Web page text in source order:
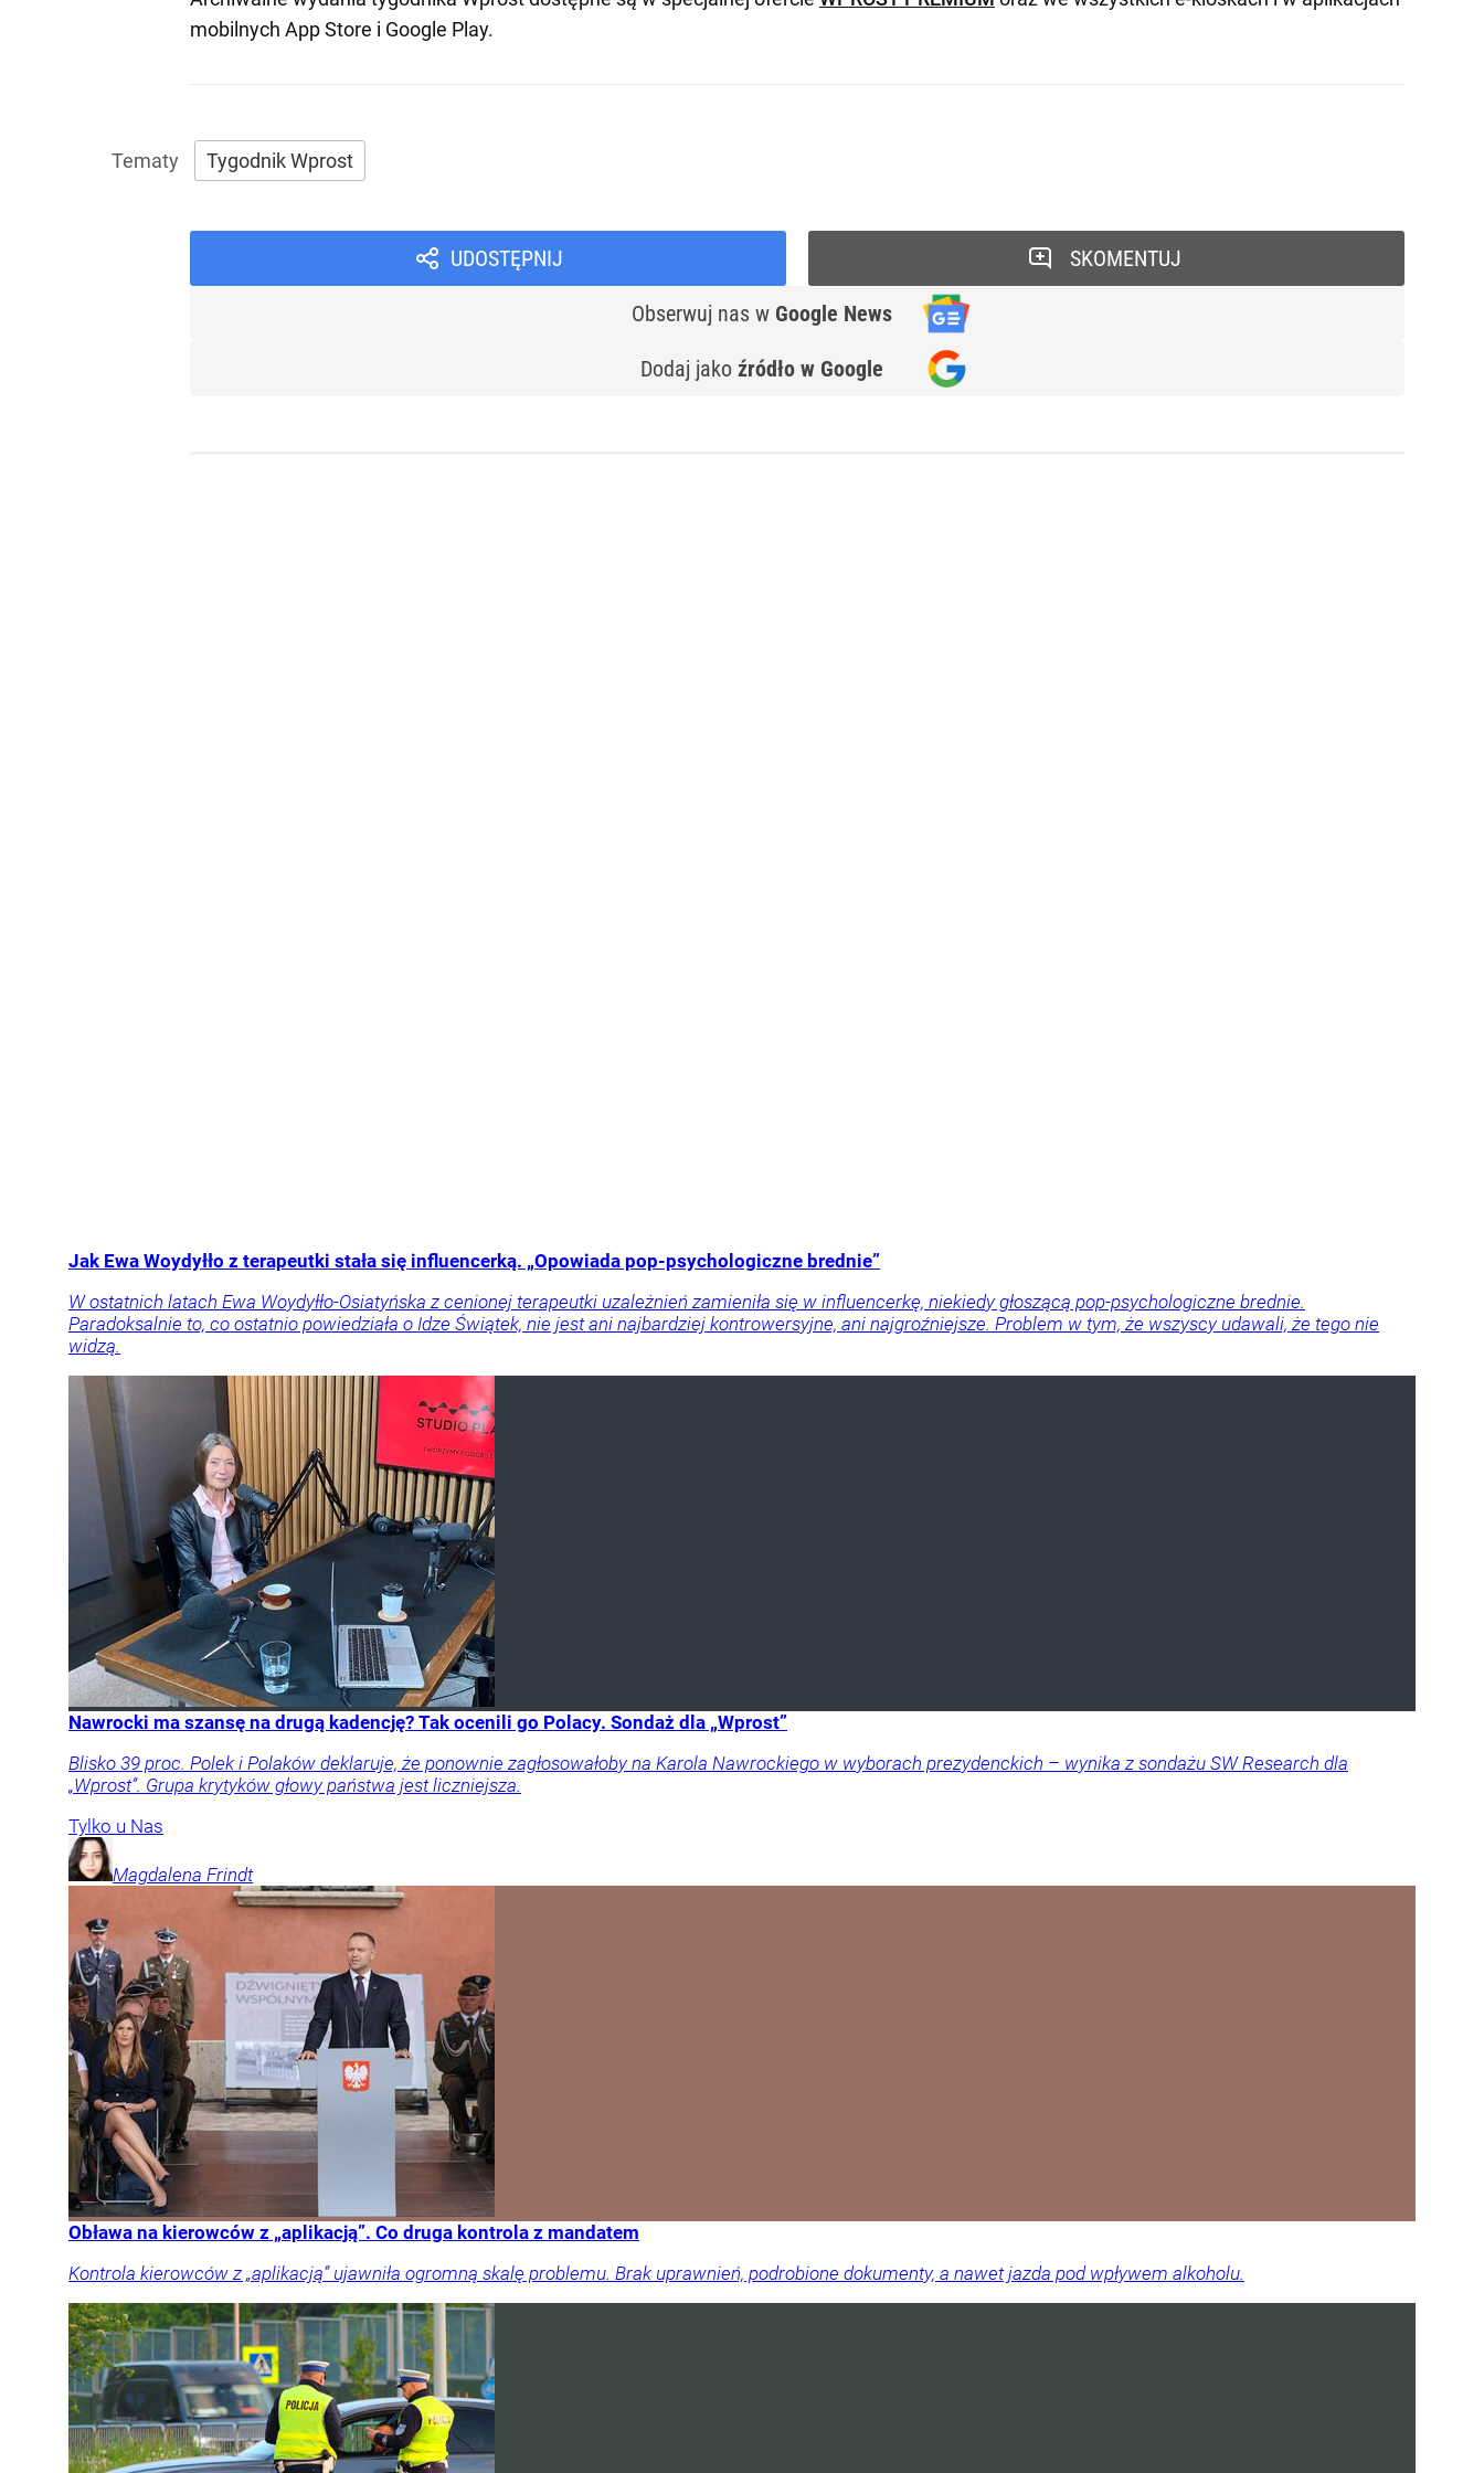
mobilnych App Store i Google Play.
Tygodnik Wprost
UDOSTĘPNIJ
Obserwuj nas w Google News
Dodaj jako źródło w Google
SKOMENTUJ
Jak Ewa Woydyłło z terapeutki stała się influencerką. „Opowiada pop-psychologiczne brednie”
W ostatnich latach Ewa Woydyłło-Osiatyńska z cenionej terapeutki uzależnień zamieniła się w influencerkę, niekiedy głoszącą pop-psychologiczne brednie.
Paradoksalnie to, co ostatnio powiedziała o Idze Świątek, nie jest ani najbardziej kontrowersyjne, ani najgroźniejsze. Problem w tym, że wszyscy udawali, że tego nie
widzą.
Nawrocki ma szansę na drugą kadencję? Tak ocenili go Polacy. Sondaż dla „Wprost”
Blisko 39 proc. Polek i Polaków deklaruje, że ponownie zagłosowałoby na Karola Nawrockiego w wyborach prezydenckich – wynika z sondażu SW Research dla
„Wprost”. Grupa krytyków głowy państwa jest liczniejsza.
Tylko u Nas
Magdalena Frindt
Obława na kierowców z „aplikacją”. Co druga kontrola z mandatem
Kontrola kierowców z „aplikacją” ujawniła ogromną skalę problemu. Brak uprawnień, podrobione dokumenty, a nawet jazda pod wpływem alkoholu.